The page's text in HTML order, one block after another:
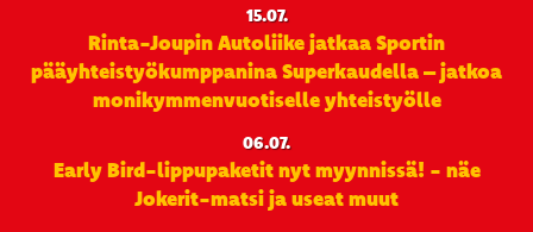
15.07.
Rinta-Joupin Autoliike jatkaa Sportin
pääyhteistyökumppanina Superkaudella – jatkoa
monikymmenvuotiselle yhteistyölle
06.07.
Early Bird-lippupaketit nyt myynnissä! - näe
Jokerit-matsi ja useat muut